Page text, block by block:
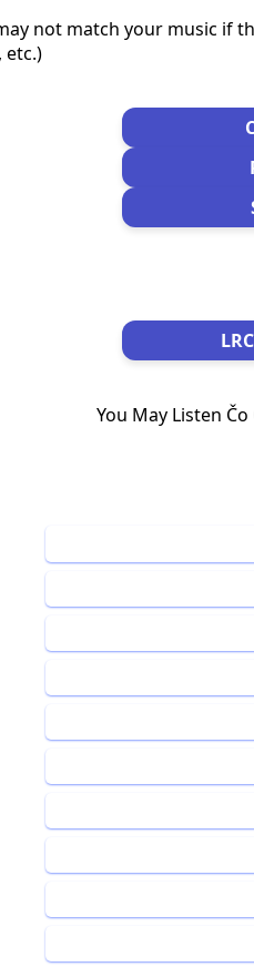
not match your music if
etc.)
You May Listen